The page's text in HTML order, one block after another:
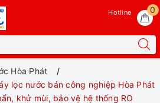
0
Hotline
Hòa Phát
lọc nước bán công nghiệp Hòa Phát
khử mùi, bảo vệ hệ thống RO